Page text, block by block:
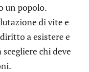
un popolo.
di vite e
a esistere e
chi deve